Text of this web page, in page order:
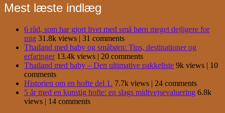
Mest læste indlæg
6 råd, som har gjort livet med små børn meget dejligere for
mig 31.8k views | 31 comments
Thailand med baby og småbørn: Tips, destinationer og
erfaringer 13.4k views | 20 comments
Thailand med baby – Den ultimative pakkeliste 9k views | 10
comments
Historien om en hofte del 1. 7.7k views | 24 comments
5 år med en kunstig hofte: en slags midtvejsevaluering 6.8k
views | 14 comments